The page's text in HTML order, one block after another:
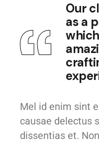
Our
as a
Mel id enim sint
causae delectus
dissentias et.